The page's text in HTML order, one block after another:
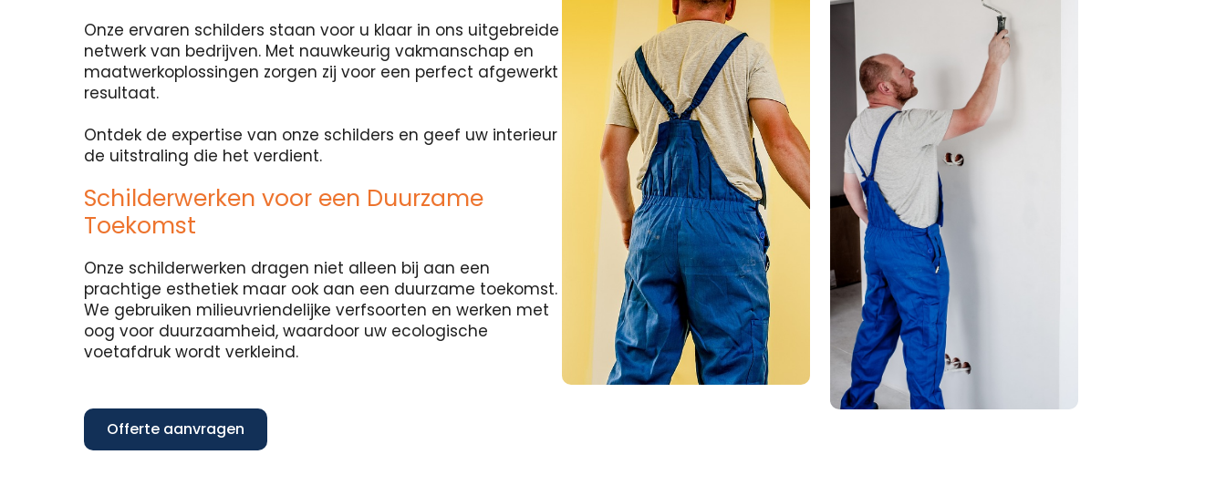
Onze ervaren schilders staan voor u klaar in ons uitgebreide
netwerk van bedrijven. Met nauwkeurig vakmanschap en
maatwerkoplossingen zorgen zij voor een perfect afgewerkt
resultaat.
Ontdek de expertise van onze schilders en geef uw interieur
de uitstraling die het verdient.
Schilderwerken voor een Duurzame
Toekomst
Onze schilderwerken dragen niet alleen bij aan een
prachtige esthetiek maar ook aan een duurzame toekomst.
We gebruiken milieuvriendelijke verfsoorten en werken met
oog voor duurzaamheid, waardoor uw ecologische
voetafdruk wordt verkleind.
Offerte aanvragen